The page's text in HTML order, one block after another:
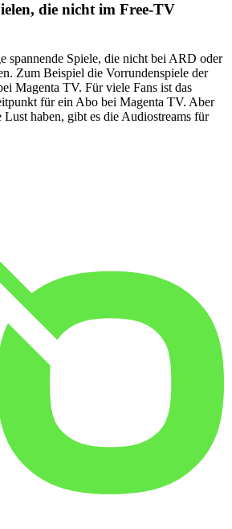
die nicht im Free-TV
spannende Spiele, die nicht bei ARD oder
Zum Beispiel die Vorrundenspiele der
Magenta TV. Für viele Fans ist das
für ein Abo bei Magenta TV. Aber
haben, gibt es die Audiostreams für